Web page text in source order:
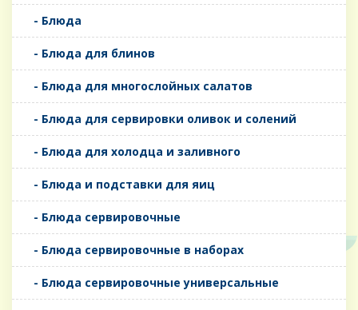
- Блюда
- Блюда для блинов
- Блюда для многослойных салатов
- Блюда для сервировки оливок и солений
- Блюда для холодца и заливного
- Блюда и подставки для яиц
- Блюда сервировочные
- Блюда сервировочные в наборах
- Блюда сервировочные универсальные